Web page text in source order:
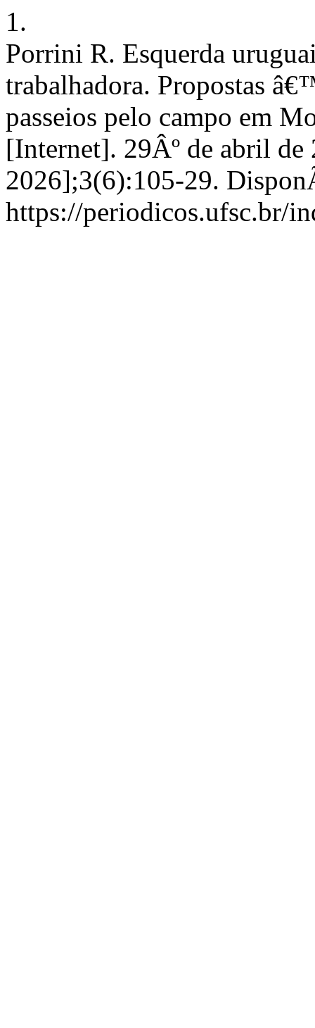
1.
Porrini R. Esquerda
trabalhadora. Propostas
passeios pelo campo em
[Internet]. 29Âº de abril de
2026];3(6):105-29.
https://periodicos.ufsc.br/